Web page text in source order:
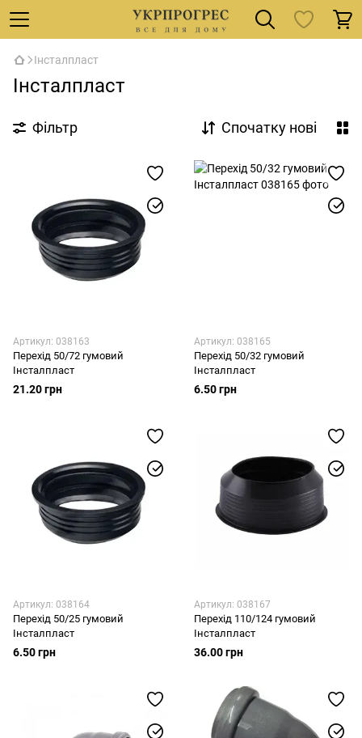
Інсталпласт
Інсталпласт
Фільтр Спочатку нові
Артикул: 038163
Перехід 50/72 гумовий
Інсталпласт
21.20 грн
Артикул: 038165
Перехід 50/32 гумовий
Інсталпласт
6.50 грн
Артикул: 038164
Перехід 50/25 гумовий
Інсталпласт
6.50 грн
Артикул: 038167
Перехід 110/124 гумовий
Інсталпласт
36.00 грн